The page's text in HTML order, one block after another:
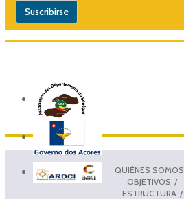
QUIÉNES SOMOS
OBJETIVOS
ESTRUCTURA